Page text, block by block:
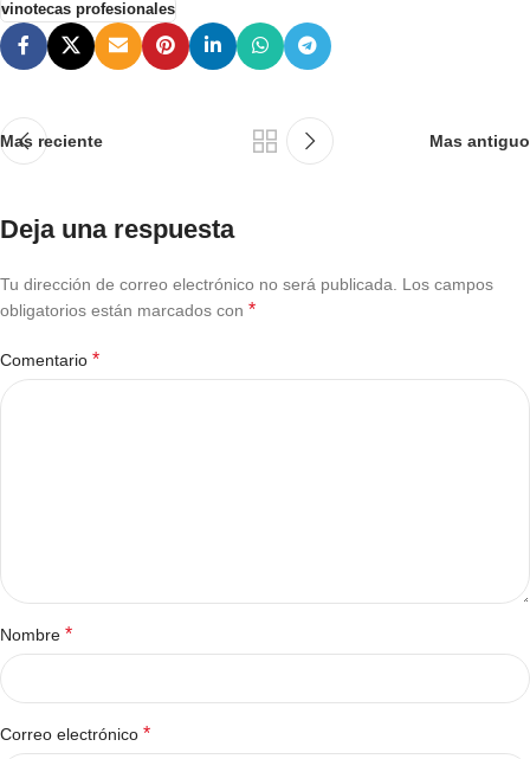
vinotecas profesionales
Mas reciente Mas antiguo
Deja una respuesta
Tu dirección de correo electrónico no será publicada.
Los campos
obligatorios están marcados con *
Comentario *
Nombre *
Correo electrónico *